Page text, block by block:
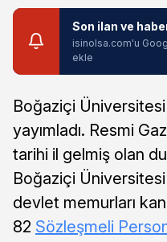
Son ilan ve
isinolsa.com'u
ekle
Boğaziçi Üniversitesi
yayımladı. Resmi
tarihi il gelmiş olan
Boğaziçi Üniversitesi
devlet memurları
82 Sözleşmeli